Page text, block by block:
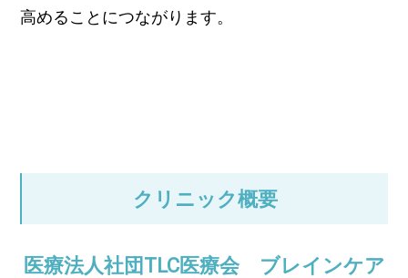
高めることにつながります。
クリニック概要
医療法人社団TLC医療会 ブレインケア